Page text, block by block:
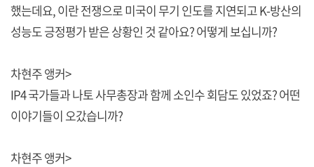
했는데요, 이란 전쟁으로 미국이 무기 인도를 지연되고 K-방산의
성능도 긍정평가 받은 상황인 것 같아요? 어떻게 보십니까?
차현주 앵커>
IP4 국가들과 나토 사무총장과 함께 소인수 회담도 있었죠? 어떤
이야기들이 오갔습니까?
차현주 앵커>